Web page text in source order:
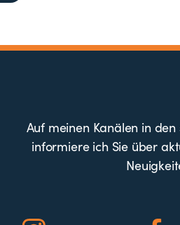
Auf meinen Kanälen in
informiere ich Sie über